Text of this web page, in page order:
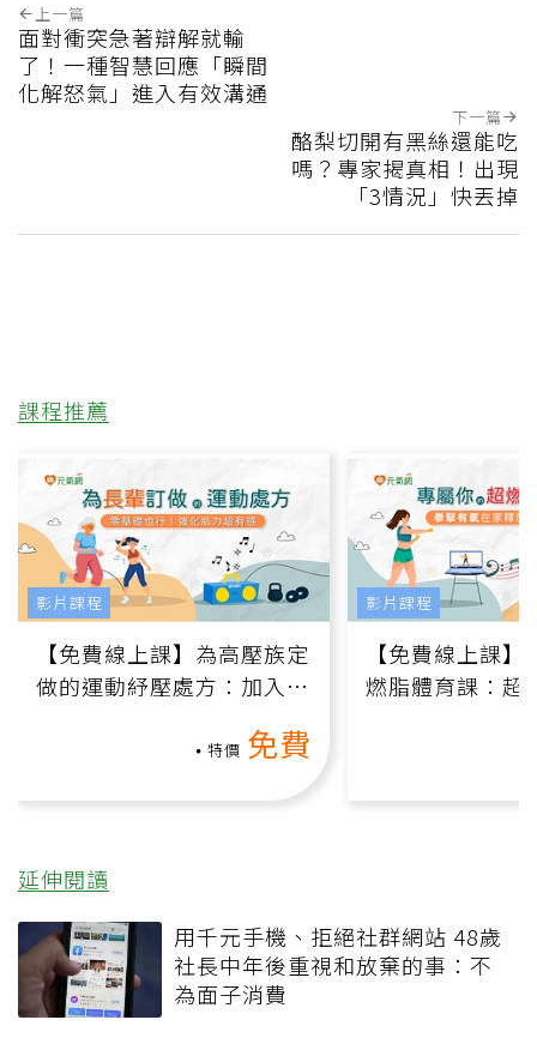
上一篇
面對衝突急著辯解就輸
了！一種智慧回應「瞬間
化解怒氣」進入有效溝通
下一篇
酪梨切開有黑絲還能吃
嗎？專家揭真相！出現
「3情況」快丟掉
課程推薦
【免費線上課】為高壓族定
做的運動紓壓處方：加入行
特價 免費
影片課程
【免費線上課
燃脂體育課：超
影片課程
延伸閱讀
用千元手機、拒絕社群網站 48歲
社長中年後重視和放棄的事：不
為面子消費